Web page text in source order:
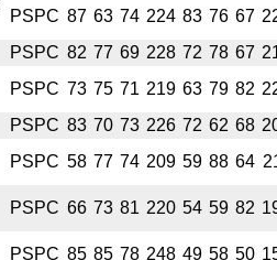
PSPC 87 63 74 224 83 76 67
PSPC 82 77 69 228 72 78 67
PSPC 73 75 71 219 63 79 82
PSPC 83 70 73 226 72 62 68
PSPC 58 77 74 209 59 88 64
PSPC 66 73 81 220 54 59 82
PSPC 85 85 78 248 49 58 50